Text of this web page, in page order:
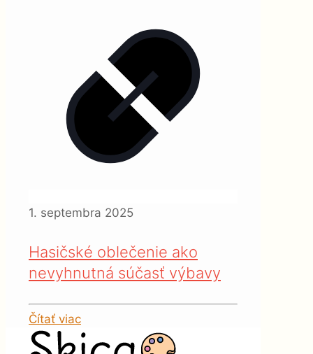
1. septembra 2025
Hasičské oblečenie ako
nevyhnutná súčasť výbavy
Čítať viac